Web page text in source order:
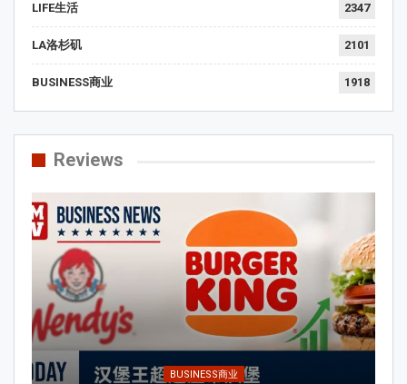
LIFE生活 2347
LA洛杉矶 2101
BUSINESS商业 1918
Reviews
BUSINESS商业